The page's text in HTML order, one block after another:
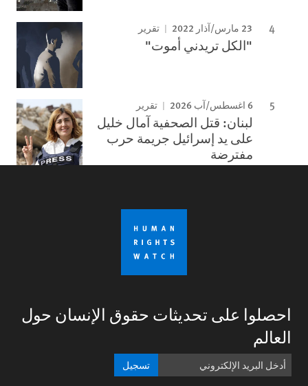
23 مارس/آذار 2022 تقرير
"الكل تريدني أموت"
6 اغسطس/آب 2026 تقرير
لبنان: قتل الصحفية آمال خليل
على يد إسرائيل جريمة حرب
مفترضة
احصلوا على تحديثات حقوق الإنسان حول
العالم
تسجيل